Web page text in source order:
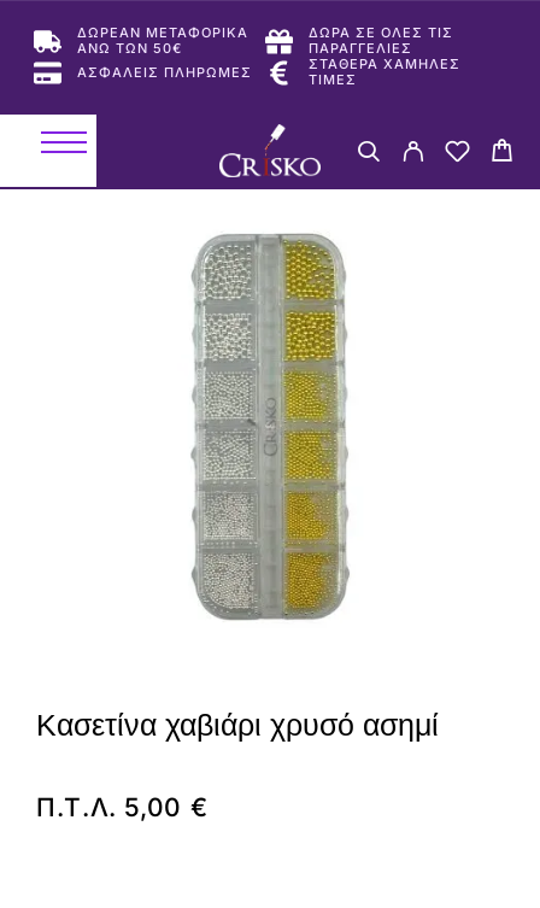
ΔΩΡΕΑΝ ΜΕΤΑΦΟΡΙΚΑ
ΑΝΩ ΤΩΝ 50€
ΔΩΡΑ ΣΕ ΟΛΕΣ ΤΙΣ
ΠΑΡΑΓΓΕΛΙΕΣ
ΑΣΦΑΛΕΙΣ ΠΛΗΡΩΜΕΣ
ΣΤΑΘΕΡΑ ΧΑΜΗΛΕΣ
ΤΙΜΕΣ
Κασετίνα χαβιάρι χρυσό ασημί
Π.Τ.Λ. 5,00 €